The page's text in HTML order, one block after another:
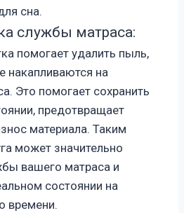
сна.
службы матраса:
помогает удалить пыль,
накапливаются на
Это помогает сохранить
предотвращает
материала. Таким
может значительно
вашего матраса и
состоянии на
времени.